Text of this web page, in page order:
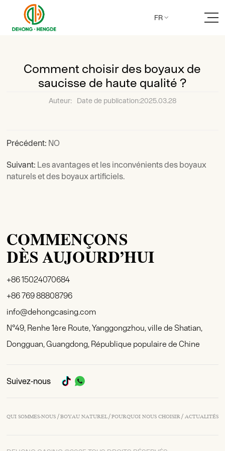
FR
Comment choisir des boyaux de
saucisse de haute qualité ?
Auteur: Date de publication:2025.03.28
Précédent: NO
Suivant: Les avantages et les inconvénients des boyaux
naturels et des boyaux artificiels.
COMMENÇONS
DÈS AUJOURD’HUI
+86 15024070684
+86 769 88808796
info@dehongcasing.com
N°49, Renhe 1ère Route, Yanggongzhou, ville de Shatian,
Dongguan, Guangdong, République populaire de Chine
Suivez-nous
QUI SOMMES-NOUS /BOYAU NATUREL/POURQUOI NOUS CHOISIR/ ACTUALITÉS